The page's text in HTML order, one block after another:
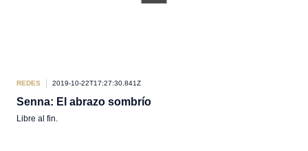
REDES 2019-10-22T17:27:30.841Z
Senna: El abrazo sombrío
Libre al fin.